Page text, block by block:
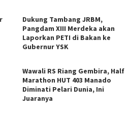
Dukung Tambang JRBM,
Pangdam XIII Merdeka akan
Laporkan PETI di Bakan ke
Gubernur YSK
Wawali RS Riang Gembira, Half
Marathon HUT 403 Manado
Diminati Pelari Dunia, Ini
Juaranya